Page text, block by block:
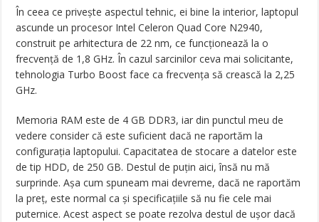
În ceea ce privește aspectul tehnic, ei bine la interior, laptopul
ascunde un procesor Intel Celeron Quad Core N2940,
construit pe arhitectura de 22 nm, ce funcționează la o
frecvență de 1,8 GHz. În cazul sarcinilor ceva mai solicitante,
tehnologia Turbo Boost face ca frecvența să crească la 2,25
GHz.
Memoria RAM este de 4 GB DDR3, iar din punctul meu de
vedere consider că este suficient dacă ne raportăm la
configurația laptopului. Capacitatea de stocare a datelor este
de tip HDD, de 250 GB. Destul de puțin aici, însă nu mă
surprinde. Așa cum spuneam mai devreme, dacă ne raportăm
la preț, este normal ca și specificațiile să nu fie cele mai
puternice. Acest aspect se poate rezolva destul de ușor dacă